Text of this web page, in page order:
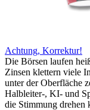
Achtung, Korrektur!
Die Börsen laufen
Zinsen klettern viele
unter der Oberfläche
Halbleiter-, KI- und
die Stimmung drehen